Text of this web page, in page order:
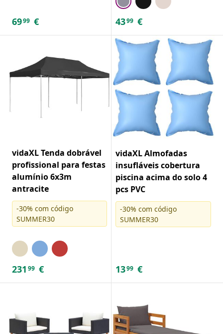
6999 € 4399 €
vidaXL Tenda dobrável
profissional para festas
alumínio 6x3m
antracite
-30% com código
SUMMER30
231 99 €
vidaXL Almofadas
insufláveis cobertura
piscina acima do solo 4
pcs PVC
-30% com código
SUMMER30
1399 €